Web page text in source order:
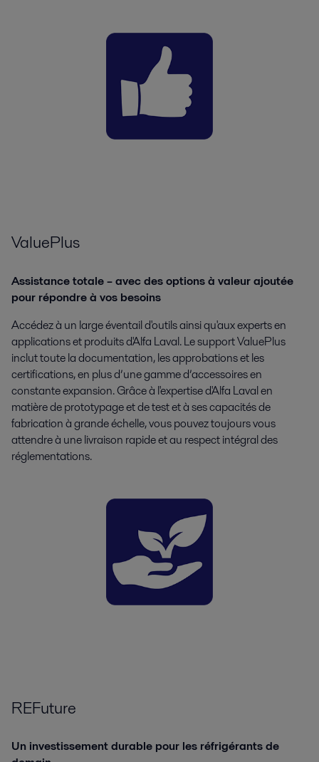
ValuePlus
Assistance totale – avec des options à valeur ajoutée
pour répondre à vos besoins
Accédez à un large éventail d'outils ainsi qu'aux experts en
applications et produits d'Alfa Laval. Le support ValuePlus
inclut toute la documentation, les approbations et les
certifications, en plus d’une gamme d’accessoires en
constante expansion. Grâce à l'expertise d'Alfa Laval en
matière de prototypage et de test et à ses capacités de
fabrication à grande échelle, vous pouvez toujours vous
attendre à une livraison rapide et au respect intégral des
réglementations.
REFuture
Un investissement durable pour les réfrigérants de